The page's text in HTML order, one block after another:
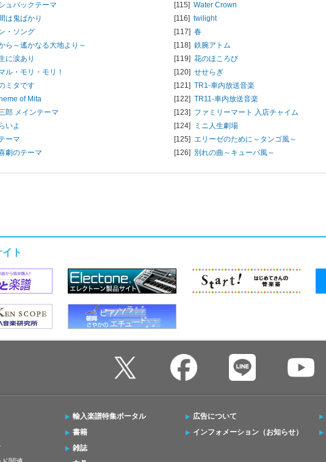
ュバックテーマ
は鬼ばかり
・ソング
ら～遙かなる大地より～
に涙あり
ル・モリ・モリ！
ミタです
of Mita
郎 メインテーマ
いよ
ーマ
劇のテーマ
[115] Water Crown
[116] twilight
[117] 春
[118] 鉄腕アトム
[119] 花のほころび
[120] せせらぎ
[121] TR1-車内放送音楽
[122] TR11-車内放送音楽
[123] ファミリーマート 入店チャイム
[124]
ミニ人生劇場
[125] エリーゼのために～タンゴ風～
[126] 別れの曲～キューバ風～
ト
輸入楽譜特集ポータル
書籍
雑誌
広告について
インフォメーション（お知らせ）